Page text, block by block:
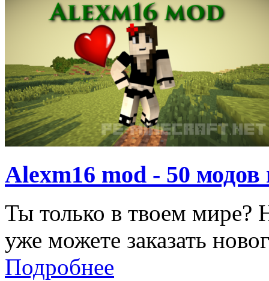
Alexm16 mod - 50 модов
Ты только в твоем мире?
уже можете заказать
Подробнее